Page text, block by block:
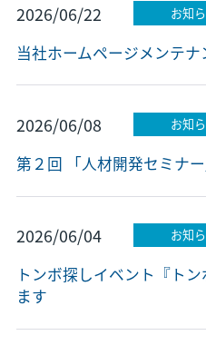
2026/06/22 お知
当社ホームページメンテ
2026/06/08 お知
第２回 「人材開発セミナ
2026/06/04 お知
トンボ探しイベント『ト
ます